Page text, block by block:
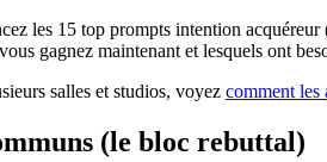
les 15 top prompts intention
gagnez maintenant et lesquels ont
salles et studios, voyez comment les
(le bloc rebuttal)